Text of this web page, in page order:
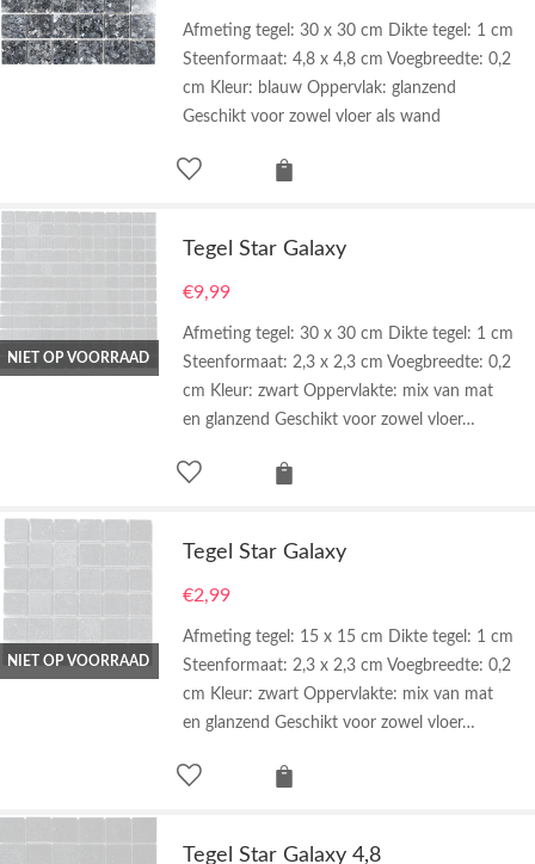
Afmeting tegel: 30 x 30 cm Dikte tegel: 1 cm
Steenformaat: 4,8 x 4,8 cm Voegbreedte: 0,2
cm Kleur: blauw Oppervlak: glanzend
Geschikt voor zowel vloer als wand
NIET OP VOORRAAD
Tegel Star Galaxy
€9,99
Afmeting tegel: 30 x 30 cm Dikte tegel: 1 cm
Steenformaat: 2,3 x 2,3 cm Voegbreedte: 0,2
cm Kleur: zwart Oppervlakte: mix van mat
en glanzend Geschikt voor zowel vloer…
NIET OP VOORRAAD
Tegel Star Galaxy
€2,99
Afmeting tegel: 15 x 15 cm Dikte tegel: 1 cm
Steenformaat: 2,3 x 2,3 cm Voegbreedte: 0,2
cm Kleur: zwart Oppervlakte: mix van mat
en glanzend Geschikt voor zowel vloer…
Tegel Star Galaxy 4,8